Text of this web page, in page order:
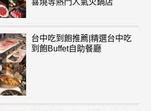
喜燒等熱門人氣火鍋店
台中吃到飽推薦|精選台中吃
到飽Buffet自助餐廳